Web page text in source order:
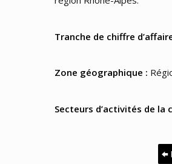
Tranche de chiffre
Zone géographique :
Secteurs d’activités de la